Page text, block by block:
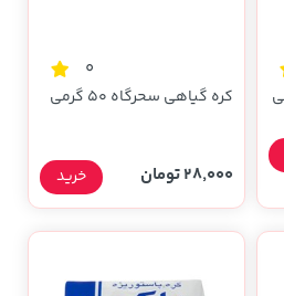
0
کره گیاهی سحرگاه 50 گرمی
28,000 تومان خرید